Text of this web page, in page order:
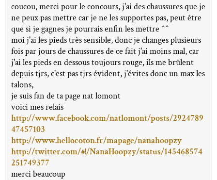
coucou, merci pour le concours, j'ai des chaussures que je
ne peux pas mettre car je ne les supportes pas, peut être
que si je gagnes je pourrais enfin les mettre ^^
moi j'ai les pieds très sensible, donc je changes plusieurs
fois par jours de chaussures de ce fait j'ai moins mal, car
j'ai les pieds en dessous toujours rouge, ils me brûlent
depuis tjrs, c'est pas tjrs évident, j'évites donc un max les
talons,
je suis fan de ta page nat lomont
voici mes relais
http://www.facebook.com/natlomont/posts/2924789
47457103
http://www.hellocoton.fr/mapage/nanahoopzy
http://twitter.com/#!/NanaHoopzy/status/145468574
251749377
merci beaucoup